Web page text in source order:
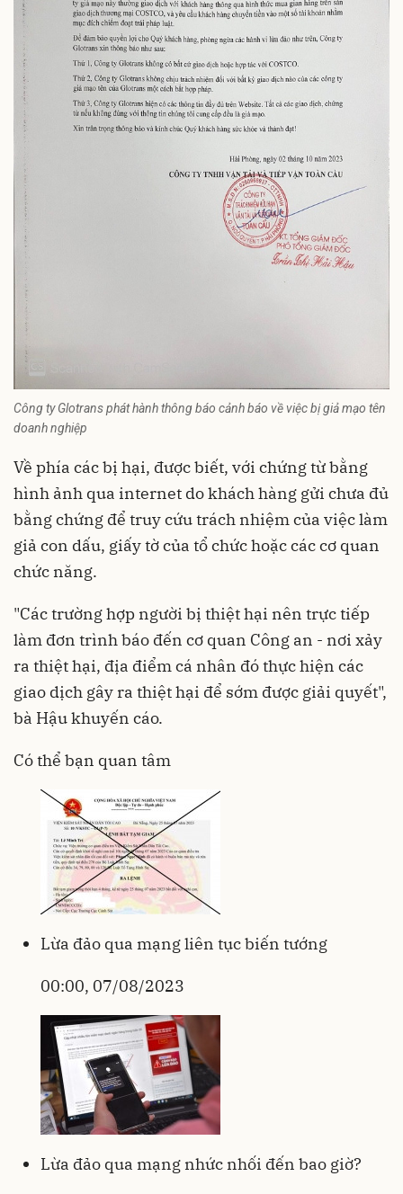
Công ty Glotrans phát hành thông báo cảnh báo về việc bị giả mạo tên
doanh nghiệp
Về phía các bị hại, được biết, với chứng từ bằng
hình ảnh qua internet do khách hàng gửi chưa đủ
bằng chứng để truy cứu trách nhiệm của việc làm
giả con dấu, giấy tờ của tổ chức hoặc các cơ quan
chức năng.
"Các trường hợp người bị thiệt hại nên trực tiếp
làm đơn trình báo đến cơ quan Công an - nơi xảy
ra thiệt hại, địa điểm cá nhân đó thực hiện các
giao dịch gây ra thiệt hại để sớm được giải quyết",
bà Hậu khuyến cáo.
Có thể bạn quan tâm
Lừa đảo qua mạng liên tục biến tướng
00:00, 07/08/2023
Lừa đảo qua mạng nhức nhối đến bao giờ?